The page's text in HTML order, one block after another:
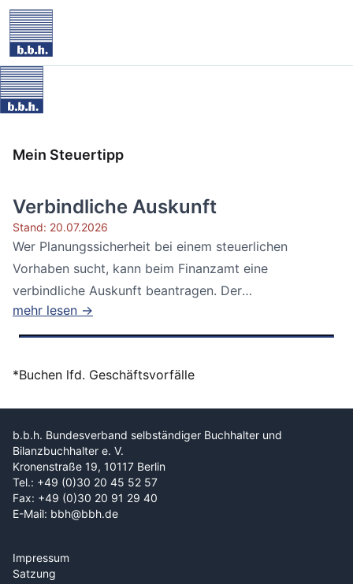
Mein Steuertipp
Verbindliche Auskunft
Stand: 20.07.2026
Wer Planungssicherheit bei einem steuerlichen
Vorhaben sucht, kann beim Finanzamt eine
verbindliche Auskunft beantragen. Der
Bundesfinanzhof...
mehr lesen →
*Buchen lfd. Geschäftsvorfälle
b.b.h. Bundesverband selbständiger Buchhalter und
Bilanzbuchhalter e. V.
Kronenstraße 19, 10117 Berlin
Tel.: +49 (0)30 20 45 52 57
Fax: +49 (0)30 20 91 29 40
E-Mail: bbh@bbh.de
Impressum
Satzung